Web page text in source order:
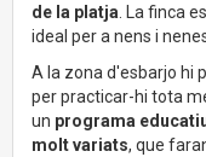
de la platja . La finca
ideal per a nens i
A la zona d'esbarjo hi
per practicar-hi tota
un programa
molt variats, que